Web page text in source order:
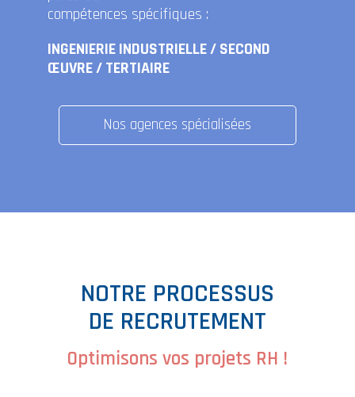
compétences spécifiques :
INGENIERIE INDUSTRIELLE / SECOND
ŒUVRE / TERTIAIRE
Nos agences spécialisées
NOTRE PROCESSUS
DE RECRUTEMENT
Optimisons vos projets RH !